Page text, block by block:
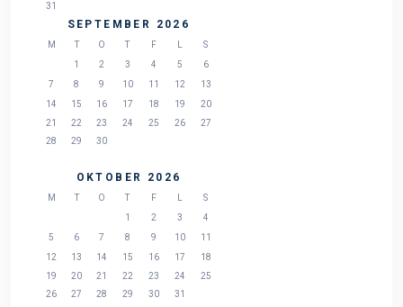
31
SEPTEMBER 2026
M O F L
S
1
2 3 4 5
6
7
8 9 10 11 12
13
14
15 16 17 18 19
20
21
22 23 24 25 26
27
28
29 30
OKTOBER 2026
M O F L
S
1
2 3
4
5
6 7 8 9 10
11
12
13 14 15 16 17
18
19
20 21 22 23 24
25
26
27 28 29 30 31